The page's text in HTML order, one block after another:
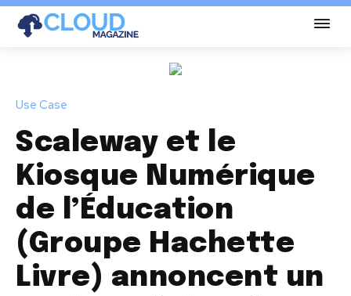
Use Case
Scaleway et le
Kiosque Numérique
de l’Éducation
(Groupe Hachette
Livre) annoncent un